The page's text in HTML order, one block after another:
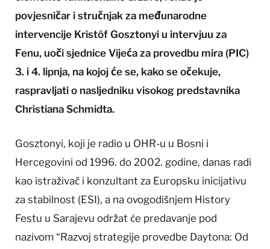
povjesničar i stručnjak za međunarodne
intervencije Kristóf Gosztonyi u intervjuu za
Fenu, uoči sjednice Vijeća za provedbu mira (PIC)
3. i 4. lipnja, na kojoj će se, kako se očekuje,
raspravljati o nasljedniku visokog predstavnika
Christiana Schmidta.
Gosztonyi, koji je radio u OHR-u u Bosni i
Hercegovini od 1996. do 2002. godine, danas radi
kao istraživač i konzultant za Europsku inicijativu
za stabilnost (ESI), a na ovogodišnjem History
Festu u Sarajevu održat će predavanje pod
nazivom “Razvoj strategije provedbe Daytona: Od